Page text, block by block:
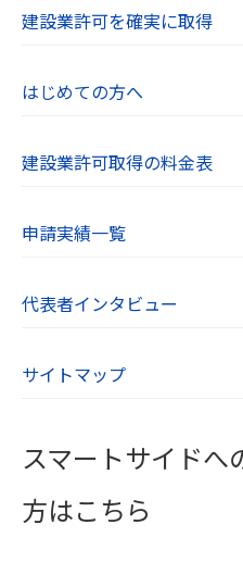
絡先】
明点、苦情、その他
【８．SSL（Secure
ラウザとWebサーバ
どの個人情報は自動的
cookieとは、Webサ
き、効率的に当社
きます。当社Webサ
イルは、個人を特定す
建設業許可を確実に取得
はじめての方へ
建設業許可取得の料金表
申請実績一覧
代表者インタビュー
サイトマップ
スマートサイドへ
方はこちら